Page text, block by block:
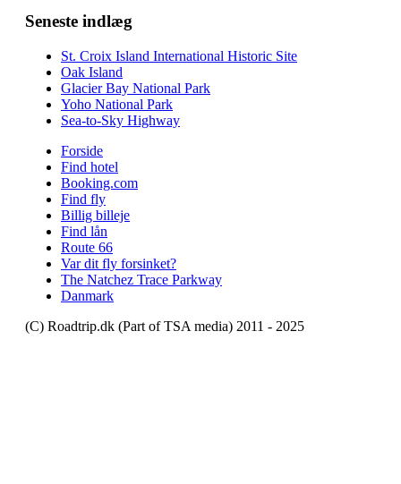
Seneste indlæg
St. Croix Island International Historic Site
Oak Island
Glacier Bay National Park
Yoho National Park
Sea-to-Sky Highway
Forside
Find hotel
Booking.com
Find fly
Billig billeje
Find lån
Route 66
Var dit fly forsinket?
The Natchez Trace Parkway
Danmark
(C) Roadtrip.dk (Part of TSA media) 2011 - 2025